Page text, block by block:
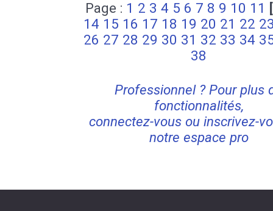
Page : 1 2 3 4 5 6 7 8 9 10 11
14 15 16 17 18 19 20 21 22
26 27 28 29 30 31 32 33 34
38
Professionnel ? Pour plus
fonctionnalités,
connectez-vous ou inscrivez-
notre espace pro